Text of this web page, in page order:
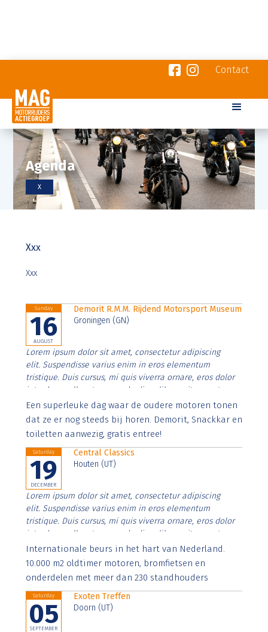
Contact
Agenda
X
Xxx
Xxx
Sunday
16
AUGUST
Demorit R.M.M. Rijdend Motorsport Museum
Groningen (GN)
Lorem ipsum dolor sit amet, consectetur adipiscing
elit. Suspendisse varius enim in eros elementum
tristique. Duis cursus, mi quis viverra ornare, eros dolor
interdum nulla, ut commodo diam libero vitae erat.
Aenean faucibus nibh et justo cursus id rutrum lorem
imperdiet. Nunc ut sem vitae risus tristique posuere.
Een superleuke dag waar de oudere motoren tonen
dat ze er nog steeds bij horen. Demorit, Snackkar en
toiletten aanwezig, gratis entree!
Saturday
19
DECEMBER
Central Classics
Houten (UT)
Lorem ipsum dolor sit amet, consectetur adipiscing
elit. Suspendisse varius enim in eros elementum
tristique. Duis cursus, mi quis viverra ornare, eros dolor
interdum nulla, ut commodo diam libero vitae erat.
Aenean faucibus nibh et justo cursus id rutrum lorem
imperdiet. Nunc ut sem vitae risus tristique posuere.
Internationale beurs in het hart van Nederland.
10.000 m2 oldtimer motoren, bromfietsen en
onderdelen met meer dan 230 standhouders
Saturday
05
SEPTEMBER
Exoten Treffen
Doorn (UT)